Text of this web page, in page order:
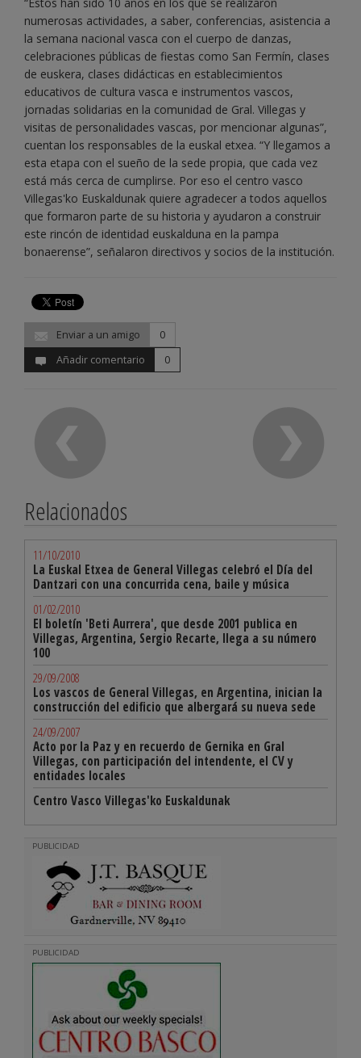
“Éstos han sido 10 años en los que se realizaron
numerosas actividades, a saber, conferencias, asistencia a
la semana nacional vasca con el cuerpo de danzas,
celebraciones públicas de fiestas como San Fermín, clases
de euskera, clases didácticas en establecimientos
educativos de cultura vasca e instrumentos vascos,
jornadas solidarias en la comunidad de Gral. Villegas y
visitas de personalidades vascas, por mencionar algunas”,
cuentan los responsables de la euskal etxea. “Y llegamos a
esta etapa con el sueño de la sede propia, que cada vez
está más cerca de cumplirse. Por eso el centro vasco
Villegas'ko Euskaldunak quiere agradecer a todos aquellos
que formaron parte de su historia y ayudaron a construir
este rincón de identidad euskalduna en la pampa
bonaerense”, señalaron directivos y socios de la institución.
Enviar a un amigo
0
Añadir comentario
0
Relacionados
11/10/2010
La Euskal Etxea de General Villegas celebró el Día del
Dantzari con una concurrida cena, baile y música
01/02/2010
El boletín 'Beti Aurrera', que desde 2001 publica en
Villegas, Argentina, Sergio Recarte, llega a su número
100
29/09/2008
Los vascos de General Villegas, en Argentina, inician la
construcción del edificio que albergará su nueva sede
24/09/2007
Acto por la Paz y en recuerdo de Gernika en Gral
Villegas, con participación del intendente, el CV y
entidades locales
Centro Vasco Villegas'ko Euskaldunak
PUBLICIDAD
PUBLICIDAD